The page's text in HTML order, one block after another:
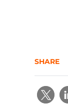
SHARE